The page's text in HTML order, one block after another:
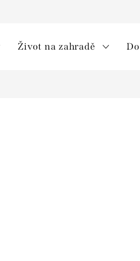
Život na zahradě